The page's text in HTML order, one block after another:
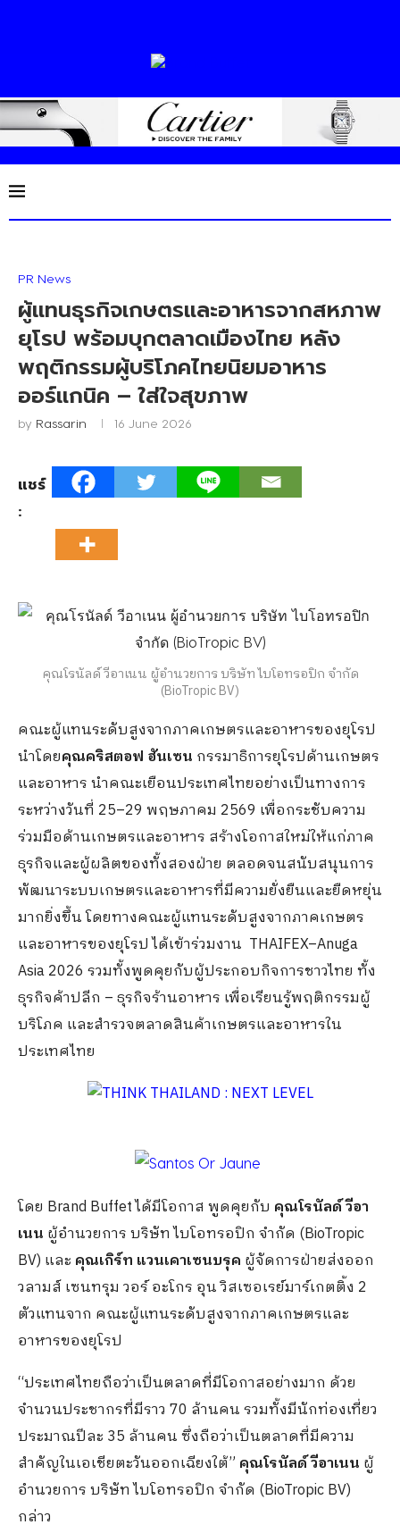
PR News
ผู้แทนธุรกิจเกษตรและอาหารจากสหภาพ
ยุโรป พร้อมบุกตลาดเมืองไทย หลัง
พฤติกรรมผู้บริโภคไทยนิยมอาหาร
ออร์แกนิค – ใส่ใจสุขภาพ
by Rassarin 16 June 2026
แชร์
:
คุณโรนัลด์ วีอาเนน ผู้อำนวยการ บริษัท ไบโอทรอปิก จำกัด
(BioTropic BV)
คณะผู้แทนระดับสูงจากภาคเกษตรและอาหารของยุโรป
นำโดยคุณคริสตอฟ ฮันเซน กรรมาธิการยุโรปด้านเกษตร
และอาหาร นำคณะเยือนประเทศไทยอย่างเป็นทางการ
ระหว่างวันที่ 25–29 พฤษภาคม 2569 เพื่อกระชับความ
ร่วมมือด้านเกษตรและอาหาร สร้างโอกาสใหม่ให้แก่ภาค
ธุรกิจและผู้ผลิตของทั้งสองฝ่าย ตลอดจนสนับสนุนการ
พัฒนาระบบเกษตรและอาหารที่มีความยั่งยืนและยืดหยุ่น
มากยิ่งขึ้น โดยทางคณะผู้แทนระดับสูงจากภาคเกษตร
และอาหารของยุโรป ได้เข้าร่วมงาน THAIFEX–Anuga
Asia 2026 รวมทั้งพูดคุยกับผู้ประกอบกิจการชาวไทย ทั้ง
ธุรกิจค้าปลีก – ธุรกิจร้านอาหาร เพื่อเรียนรู้พฤติกรรมผู้
บริโภค และสำรวจตลาดสินค้าเกษตรและอาหารใน
ประเทศไทย
โดย Brand Buffet ได้มีโอกาส พูดคุยกับ คุณโรนัลด์ วีอา
เนน ผู้อำนวยการ บริษัท ไบโอทรอปิก จำกัด (BioTropic
BV) และ คุณเกิร์ท แวนเคาเซนบรุค ผู้จัดการฝ่ายส่งออก
วลามส์ เซนทรุม วอร์ อะโกร อุน วิสเซอเรย์มาร์เกตติ้ง 2
ตัวแทนจาก คณะผู้แทนระดับสูงจากภาคเกษตรและ
อาหารของยุโรป
“ประเทศไทยถือว่าเป็นตลาดที่มีโอกาสอย่างมาก ด้วย
จำนวนประชากรที่มีราว 70 ล้านคน รวมทั้งมีนักท่องเที่ยว
ประมาณปีละ 35 ล้านคน ซึ่งถือว่าเป็นตลาดที่มีความ
สำคัญในเอเชียตะวันออกเฉียงใต้” คุณโรนัลด์ วีอาเนน ผู้
อำนวยการ บริษัท ไบโอทรอปิก จำกัด (BioTropic BV)
กล่าว